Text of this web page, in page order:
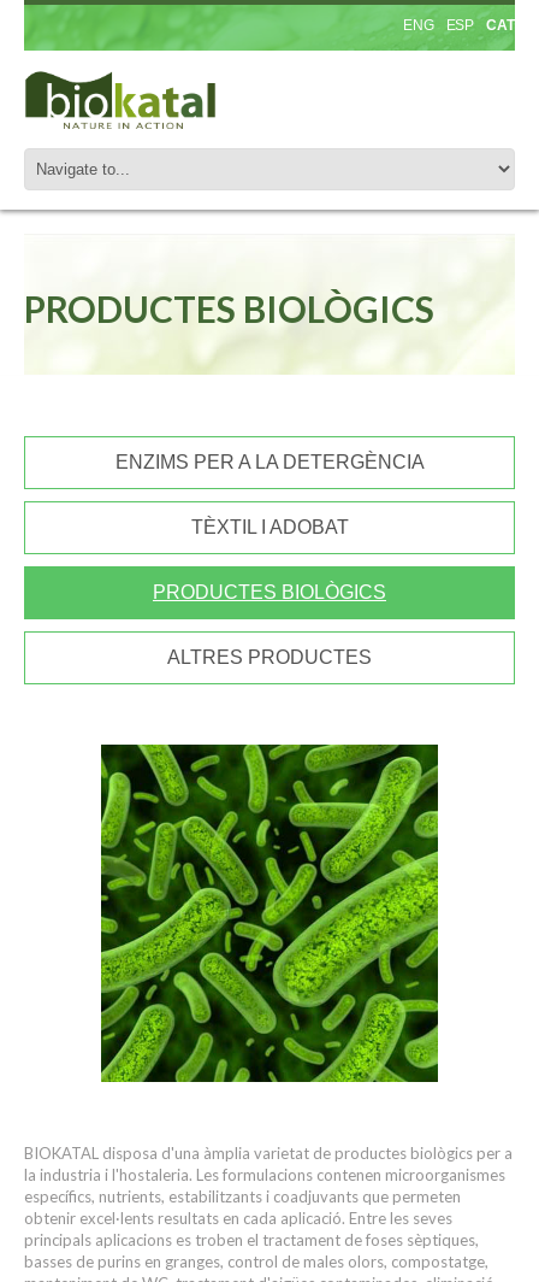
ENG ESP CAT
PRODUCTES BIOLÒGICS
ENZIMS PER A LA DETERGÈNCIA
TÈXTIL I ADOBAT
PRODUCTES BIOLÒGICS
ALTRES PRODUCTES
BIOKATAL disposa d'una àmplia varietat de productes biològics per a
la industria i l'hostaleria. Les formulacions contenen microorganismes
específics, nutrients, estabilitzants i coadjuvants que permeten
obtenir excel·lents resultats en cada aplicació. Entre les seves
principals aplicacions es troben el tractament de foses sèptiques,
basses de purins en granges, control de males olors, compostatge,